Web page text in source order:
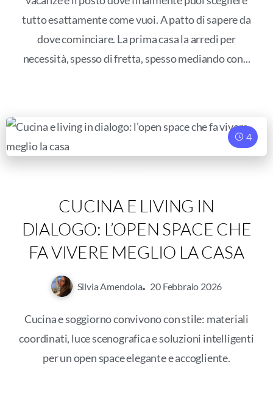
tutto esattamente come vuoi. A patto di sapere da
dove cominciare. La prima casa la arredi per
necessità, spesso di fretta, spesso mediando con...
4
CUCINA E LIVING IN
DIALOGO: L’OPEN SPACE CHE
FA VIVERE MEGLIO LA CASA
Silvia Amendola 20 Febbraio 2026
Cucina e soggiorno convivono con stile: materiali
coordinati, luce scenografica e soluzioni intelligenti
per un open space elegante e accogliente.